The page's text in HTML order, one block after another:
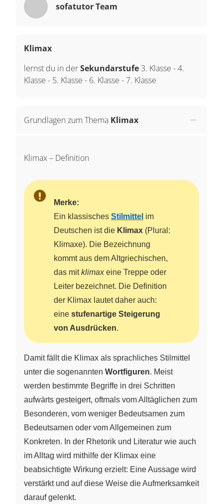
sofatutor Team
Klimax
lernst du in derSekundarstufe 3. Klasse -4.
Klasse - 5. Klasse - 6. Klasse -7. Klasse
Grundlagen zum Thema Klimax
Klimax – Definition
Merke:
Ein klassisches Stilmittel im
Deutschen ist die Klimax (Plural:
Klimaxe). Die Bezeichnung
kommt aus dem Altgriechischen,
das mitklimaxeine Treppe oder
Leiter bezeichnet. Die Definition
der Klimax lautet daher auch:
eine stufenartige Steigerung
von Ausdrücken.
Damit fällt die Klimax als sprachliches Stilmittel
unter die sogenannten Wortfiguren. Meist
werden bestimmte Begriffe in drei Schritten
aufwärts gesteigert, oftmals vom Alltäglichen zum
Besonderen, vom weniger Bedeutsamen zum
Bedeutsamen oder vom Allgemeinen zum
Konkreten. In der Rhetorik und Literatur wie auch
im Alltag wird mithilfe der Klimax eine
beabsichtigte Wirkung erzielt: Eine Aussage wird
verstärkt und auf diese Weise die Aufmerksamkeit
darauf gelenkt.